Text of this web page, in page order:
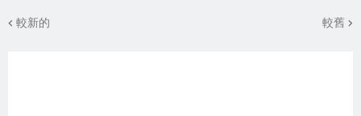
較新的 較舊